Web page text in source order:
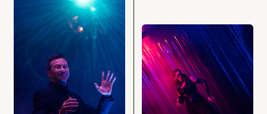
obiektów
Bonaventura/
Kardynał,
Szymon
Kuśmider
–
Florio,
Dominik
Szkoda,
nierządnicą,
powiązanych
przejdź
do
obiektu
Szkoda,
że
jest
nierządnicą,